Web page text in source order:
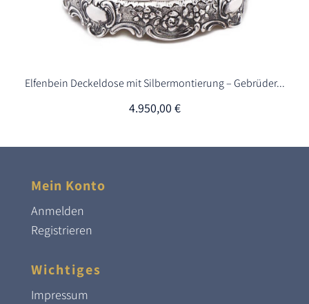
Elfenbein Deckeldose mit Silbermontierung – Gebrüder...
4.950,00 €
Mein Konto
Anmelden
Registrieren
Wichtiges
Impressum